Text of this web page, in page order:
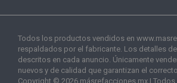
Todos los productos vendidos en
respaldados por el fabricante. Los detalles
descritos en cada anuncio. Únicamente
nuevos y de calidad que garantizan el
Copyright © 2026 másrefacciones.mx |